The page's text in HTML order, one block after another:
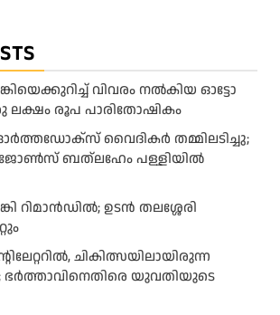
വി​വ​രം ന​ൽ​കി​യ ഓ​ട്ടോ
രൂ​പ പാ​രി​തോ​ഷി​കം
വൈദികർ തമ്മിലടിച്ചു;
ജോൺസ് ബത്ലഹേം പള്ളിയിൽ
ഉടന്‍ തലശ്ശേരി
ചികിത്സയിലായിരുന്ന
ഭർത്താവിനെതിരെ യുവതിയുടെ